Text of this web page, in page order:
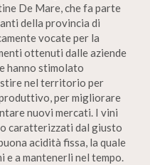
De Mare, che fa parte
della provincia di
vocate per la
ottenuti dalle aziende
hanno stimolato
nel territorio per
per migliorare
nuovi mercati. I vini
caratterizzati dal giusto
acidità fissa, la quale
e a mantenerli nel tempo.